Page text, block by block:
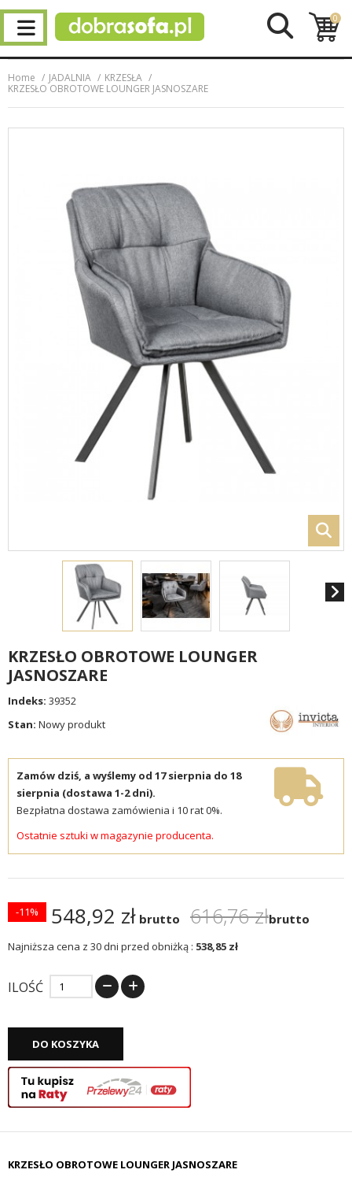
0
Home JADALNIA
KRZESŁA
KRZESŁO OBROTOWE LOUNGER JASNOSZARE
KRZESŁO OBROTOWE LOUNGER
JASNOSZARE
Indeks: 39352
Stan: Nowy produkt
Zamów dziś, a wyślemy od 17 sierpnia do 18
sierpnia (dostawa 1-2 dni).
Bezpłatna dostawa zamówienia i 10 rat 0%.
Ostatnie sztuki w magazynie producenta.
548,92 zł brutto 616,76 złbrutto
-11%
Najniższa cena z 30 dni przed obniżką : 538,85 zł
ILOŚĆ
DO KOSZYKA
KRZESŁO OBROTOWE LOUNGER JASNOSZARE